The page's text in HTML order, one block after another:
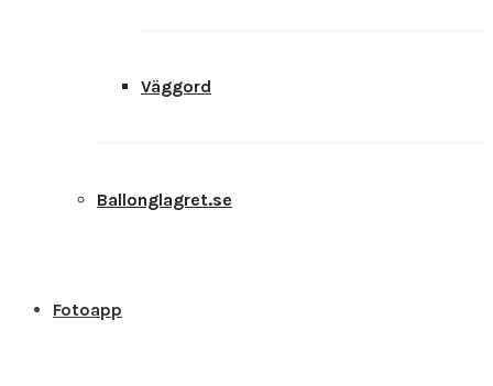
Väggord
Ballonglagret.se
Fotoapp